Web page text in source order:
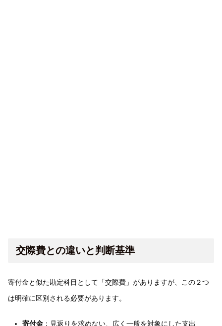
交際費との違いと判断基準
寄付金と似た勘定科目として「交際費」がありますが、この２つ
は明確に区別される必要があります。
寄付金：見返りを求めない、広く一般を対象にした支出